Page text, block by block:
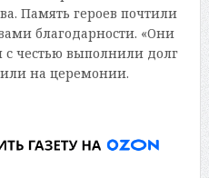
Память героев почтили
благодарности. «Они
с честью выполнили долг
на церемонии.